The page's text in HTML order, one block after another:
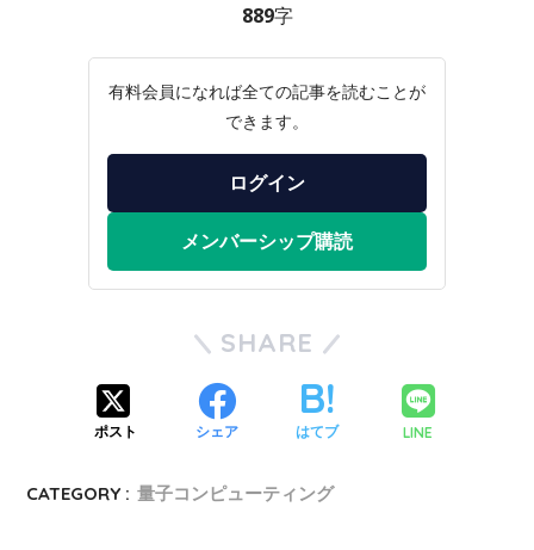
889字
有料会員になれば全ての記事を読むことが
できます。
ログイン
メンバーシップ購読
SHARE
ポスト シェア はてブ LINE
CATEGORY : 量子コンピューティング